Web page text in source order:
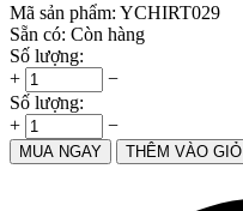
Mã sản phẩm: YCHIRT029
Sẵn có: Còn hàng
Số lượng:
+
−
Số lượng:
+
−
MUA NGAY THÊM VÀO GIỎ